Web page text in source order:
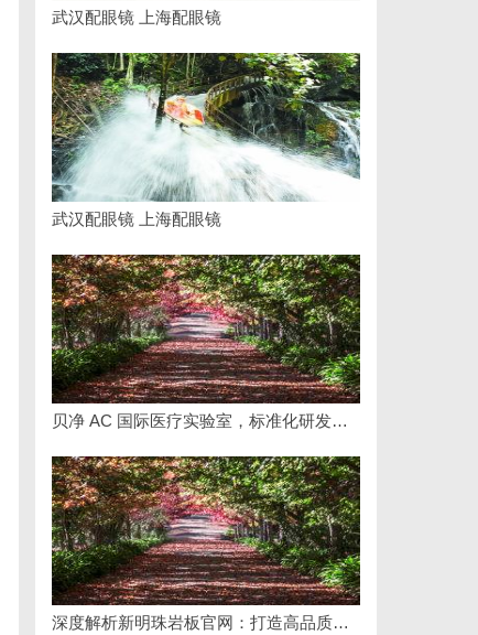
武汉配眼镜 上海配眼镜
武汉配眼镜 上海配眼镜
贝净 AC 国际医疗实验室，标准化研发体系全解析
深度解析新明珠岩板官网：打造高品质岩板行业标杆平台